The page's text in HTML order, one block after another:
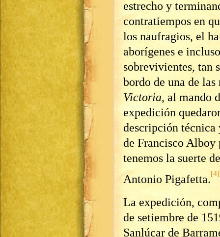
estrecho y
contratiempos en
los naufragios, el
aborígenes e
sobrevivientes, tan
bordo de una de
Victoria, al mando
expedición
descripción técnica
de Francisco Alboy
tenemos la suerte
Antonio Pigafetta.[4]
La expedición,
de setiembre de
Sanlúcar de